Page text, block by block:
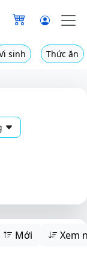
sinh Thức ăn
Mới Xem